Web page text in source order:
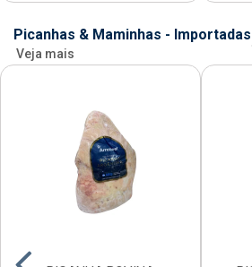
Picanhas & Maminhas - Importadas
Veja mais